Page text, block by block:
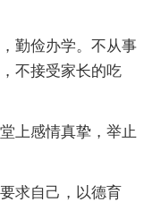
勤俭办学。不从事
不接受家长的吃
上感情真挚，举止
求自己，以德育